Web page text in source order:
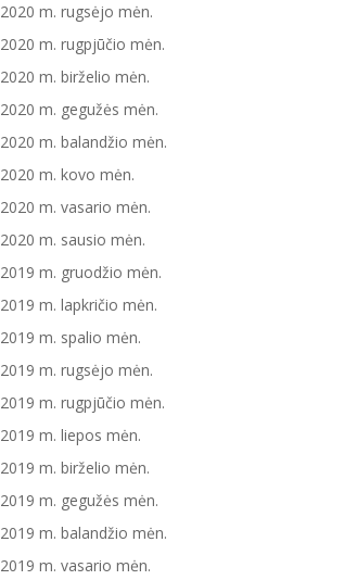
2020 m. rugsėjo mėn.
2020 m. rugpjūčio mėn.
2020 m. birželio mėn.
2020 m. gegužės mėn.
2020 m. balandžio mėn.
2020 m. kovo mėn.
2020 m. vasario mėn.
2020 m. sausio mėn.
2019 m. gruodžio mėn.
2019 m. lapkričio mėn.
2019 m. spalio mėn.
2019 m. rugsėjo mėn.
2019 m. rugpjūčio mėn.
2019 m. liepos mėn.
2019 m. birželio mėn.
2019 m. gegužės mėn.
2019 m. balandžio mėn.
2019 m. vasario mėn.